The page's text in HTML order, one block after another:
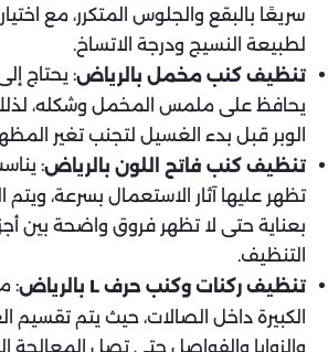
سريعًا بالبقع والجلوس المتكرر، مع
لطبيعة النسيج ودرجة الاتساخ.
تنظيف كنب مخمل بالرياض: يحتاج
يحافظ على ملمس المخمل وشكله،
الوبر قبل بدء الغسيل لتجنب تغير
تنظيف كنب فاتح اللون بالرياض:
تظهر عليها آثار الاستعمال بسرعة، ويتم
بعناية حتى لا تظهر فروق واضحة بين
التنظيف.
تنظيف ركنات وكنب حرف L بالرياض
:
الكبيرة داخل الصالات، حيث يتم
والزوايا والفواصل حتى تصل المعالجة